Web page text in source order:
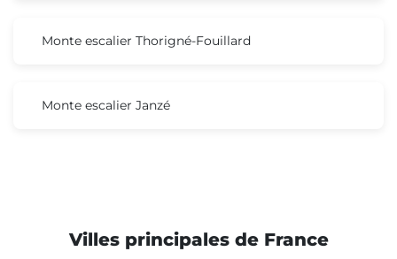
Monte escalier Thorigné-Fouillard
Monte escalier Janzé
Villes principales de France